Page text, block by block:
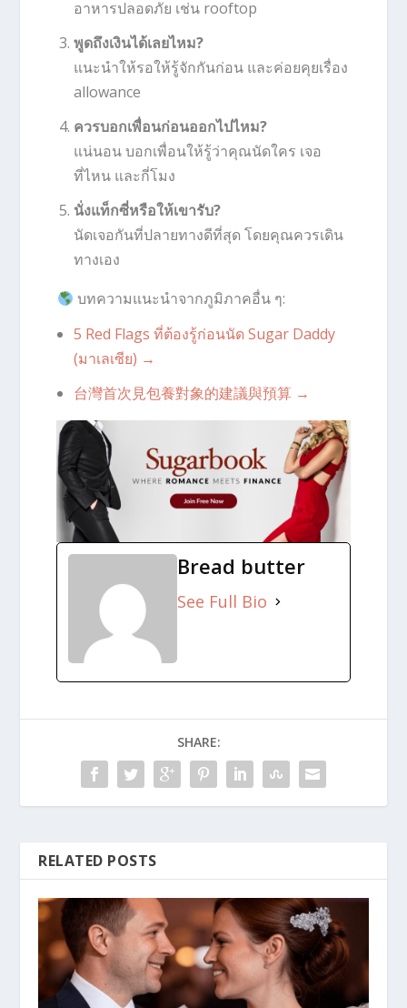
อาหารปลอดภัย เช่น rooftop
พูดถึงเงินได้เลยไหม?
แนะนำให้รอให้รู้จักกันก่อน และค่อยคุยเรื่อง
allowance
ควรบอกเพื่อนก่อนออกไปไหม?
แน่นอน บอกเพื่อนให้รู้ว่าคุณนัดใคร เจอ
ที่ไหน และกี่โมง
นั่งแท็กซี่หรือให้เขารับ?
นัดเจอกันที่ปลายทางดีที่สุด โดยคุณควรเดิน
ทางเอง
บทความแนะนำจากภูมิภาคอื่น ๆ:
5 Red Flags ที่ต้องรู้ก่อนนัด Sugar Daddy
(มาเลเซีย) →
台灣首次見包養對象的建議與預算 →
Bread butter
See Full Bio
SHARE:
RELATED POSTS